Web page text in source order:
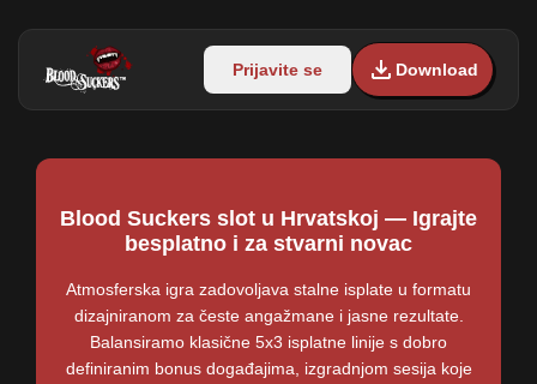
Prijavite se Download
Blood Suckers slot u Hrvatskoj — Igrajte
besplatno i za stvarni novac
Atmosferska igra zadovoljava stalne isplate u formatu
dizajniranom za česte angažmane i jasne rezultate.
Balansiramo klasične 5x3 isplatne linije s dobro
definiranim bonus događajima, izgradnjom sesija koje